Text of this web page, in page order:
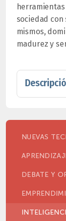
sociedad
mismos,
madurez y
NUEVAS
DEBATE Y